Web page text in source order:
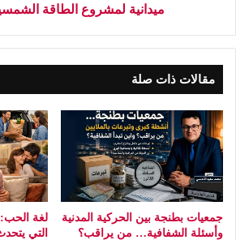
ميدانية لمشروع الطاقة
مقالات ذات صلة
جمعيات بطنجة بين الحركية المدنية
وأسئلة الشفافية… من يراقب؟
لغة
التي